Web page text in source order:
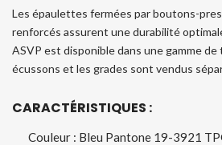
Les épaulettes fermées par boutons-
renforcés assurent une durabilité
ASVP est disponible dans une gamme de
écussons et les grades sont vendus
CARACTÉRISTIQUES :
Couleur : Bleu Pantone 19-3921